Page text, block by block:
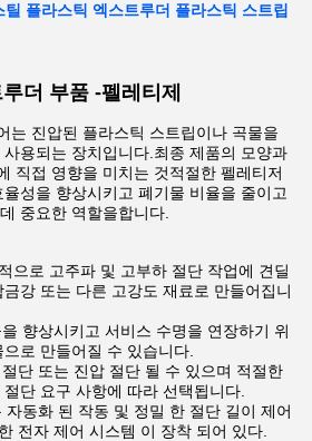
플라스틱 엑스트루더 플라스틱 스트립
더 부품 -펠레티제
는 진압된 플라스틱 스트립이나 곡물을
용되는 장치입니다.최종 제품의 모양과
직접 영향을 미치는 것적절한 펠레티저
성을 향상시키고 폐기물 비율을 줄이고
중요한 역할을합니다.
으로 고주파 및 고부하 절단 작업에 견딜
강 또는 다른 고강도 재료로 만들어집니
향상시키고 서비스 수명을 연장하기 위
로 만들어질 수 있습니다.
단 또는 진압 절단 될 수 있으며 적절한
단 요구 사항에 따라 선택됩니다.
자동화 된 작동 및 정밀 한 절단 길이 제어
전자 제어 시스템 이 장착 되어 있다.